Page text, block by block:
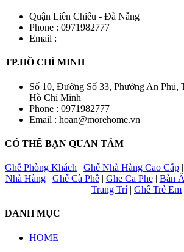
Quận Liên Chiểu - Đà Nẵng
Phone : 0971982777
Email :
TP.HỒ CHÍ MINH
Số 10, Đường Số 33, Phường An Phú,
Hồ Chí Minh
Phone : 0971982777
Email : hoan@morehome.vn
CÓ THỂ BẠN QUAN TÂM
Ghế Phòng Khách | Ghế Nhà Hàng Cao Cấp |
Nhà Hàng| Ghế Cà Phê| Ghe Ca Phe| Bàn
Trang Trí| Ghế Trẻ Em
DANH MỤC
HOME